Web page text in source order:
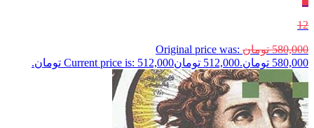
12
580,000 تومان Original price was:
580,000 تومان.
512,000 تومانCurrent price is: 512,000 تومان.